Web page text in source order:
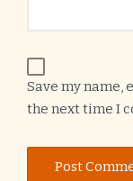
Save my name,
the next time I